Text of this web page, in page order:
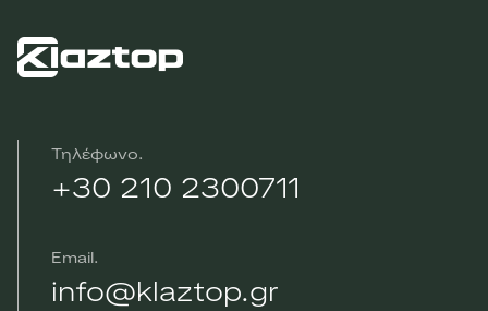
Τηλέφωνο
+30 210 2300711
Email
info@klaztop.gr